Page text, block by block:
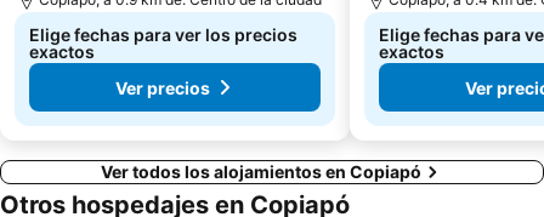
Elige fechas para ver los precios
exactos
Ver precios
Elige fechas para
exactos
Ver
Ver todos los alojamientos en Copiapó
Otros hospedajes en Copiapó